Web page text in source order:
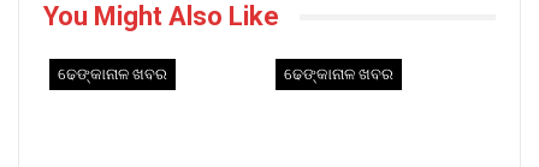
You Might Also Like
ଢେଙ୍କାନାଳ ଖବର ଢେଙ୍କାନାଳ ଖବର